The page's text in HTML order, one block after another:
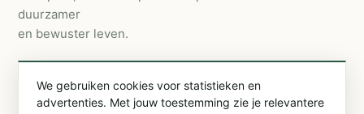
duurzamer
en bewuster leven.
info@degroenestadshut.be
We gebruiken cookies voor statistieken en
advertenties. Met jouw toestemming zie je relevantere